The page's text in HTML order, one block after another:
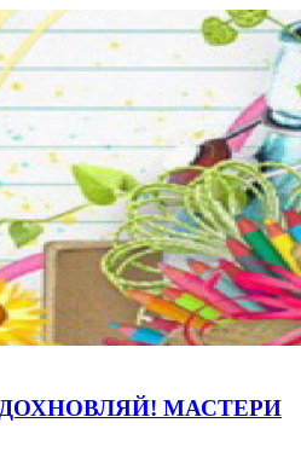
МАСТЕРИ